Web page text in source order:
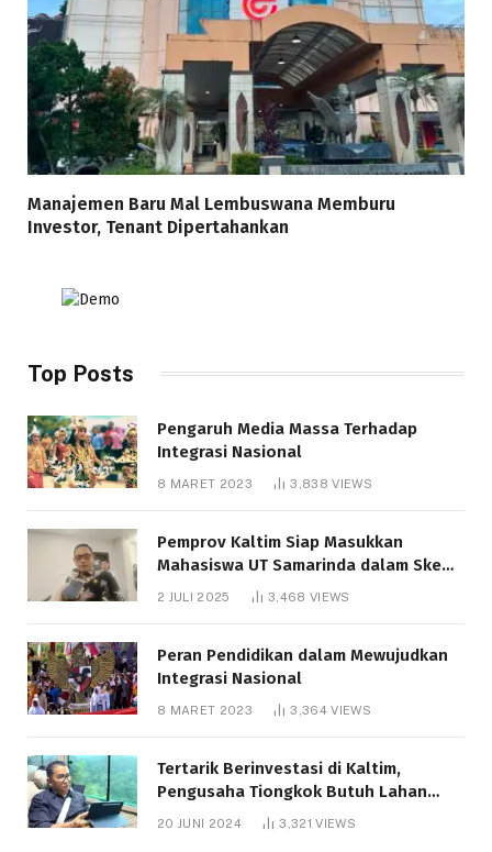
Manajemen Baru Mal Lembuswana Memburu
Investor, Tenant Dipertahankan
Top Posts
Pengaruh Media Massa Terhadap
Integrasi Nasional
8 MARET 2023 3,838VIEWS
Pemprov Kaltim Siap Masukkan
Mahasiswa UT Samarinda dalam Skema
Bantuan Pendidikan Gratispol
2 JULI 2025 3,468 VIEWS
Peran Pendidikan dalam Mewujudkan
Integrasi Nasional
8 MARET 2023 3,364VIEWS
Tertarik Berinvestasi di Kaltim,
Pengusaha Tiongkok Butuh Lahan
20 JUNI 2024 3,321VIEWS